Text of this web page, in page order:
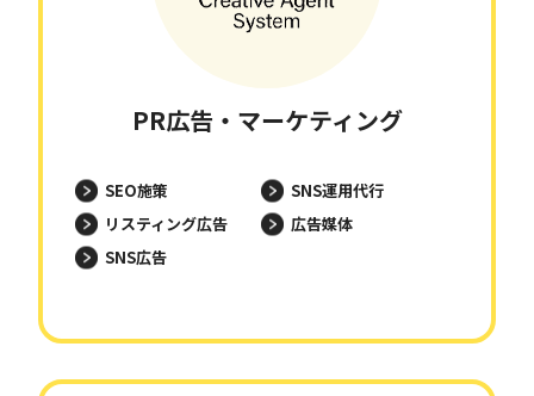
PR広告・マーケティング
SEO施策
SNS運用代行
リスティング広告
広告媒体
SNS広告